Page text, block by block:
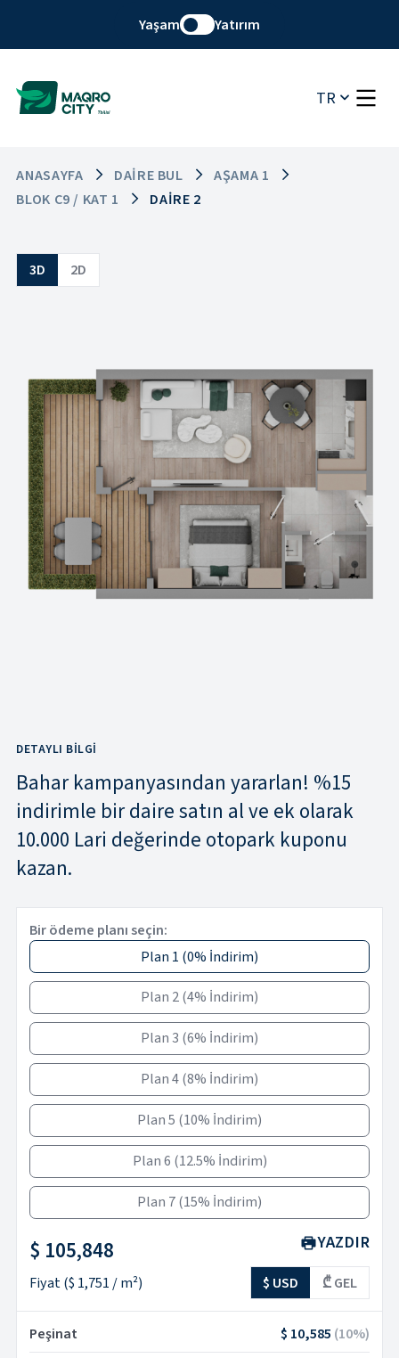
Yaşam Yatırım
TR
ANASAYFA DAIRE BUL
AŞAMA 1
BLOK C9 / KAT 1
DAIRE 2
3D 2D
DETAYLI BILGI
Bahar kampanyasından yararlan! %15
indirimle bir daire satın al ve ek olarak
10.000 Lari değerinde otopark kuponu
kazan.
Bir ödeme planı seçin:
Plan 1 (0% İndirim)
Plan 2(4% İndirim)
Plan 3 (6% İndirim)
Plan 4(8% İndirim)
Plan 5 (10% İndirim)
Plan 6 ( 12.5% İndirim)
Plan 7(15% İndirim)
$ 105,848
Fiyat($ 1,751 / m²)
YAZDIR
$ USD ₾ GEL
Peşinat $ 10,585 (10%)